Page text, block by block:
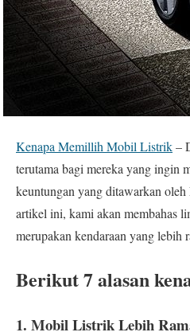
Kenapa Memillih Mobil Listrik–
terutama bagi mereka yang ingin
keuntungan yang ditawarkan
artikel ini, kami akan membahas
merupakan kendaraan yang lebih
Berikut 7 alasan
1. Mobil Listrik Lebih